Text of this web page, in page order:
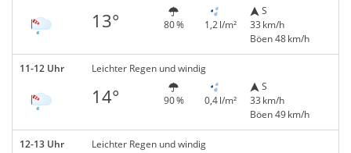
13° 80 % 1,2 l/m²
S
33 km/h
Böen 48 km/h
11-12 Uhr Leichter Regen und windig
14° 90 % 0,4 l/m²
S
33 km/h
Böen 49 km/h
12-13 Uhr Leichter Regen und windig